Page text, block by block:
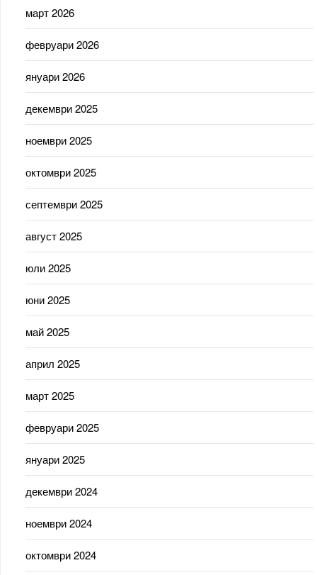
март 2026
февруари 2026
януари 2026
декември 2025
ноември 2025
октомври 2025
септември 2025
август 2025
юли 2025
юни 2025
май 2025
април 2025
март 2025
февруари 2025
януари 2025
декември 2024
ноември 2024
октомври 2024